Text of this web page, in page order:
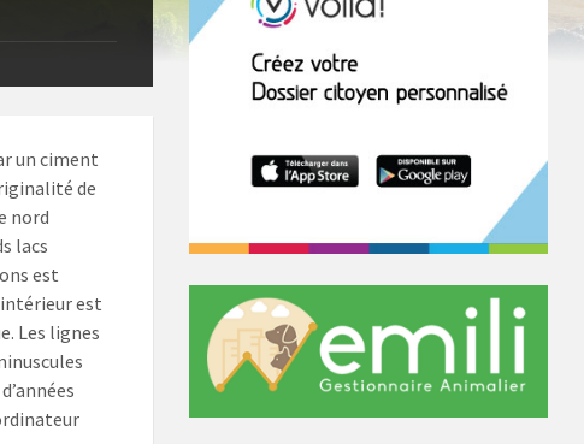
un ciment
de
nord
lacs
est
est
Les lignes